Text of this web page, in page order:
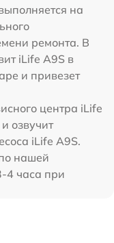
на
ремонта. В
iLife A9S в
и привезет
центра iLife
озвучит
iLife A9S.
нашей
4 часа при